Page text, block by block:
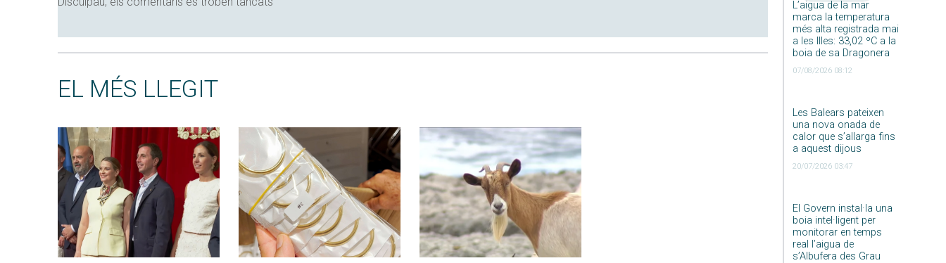
L’aigua de la mar
marca la temperatura
més alta registrada mai
a les Illes: 33,02 ºC a la
boia de sa Dragonera
07/08/2026 08:12
Les Balears pateixen
una nova onada de
calor que s’allarga fins
a aquest dijous
20/07/2026 03:47
El Govern instal·la una
boia intel·ligent per
monitorar en temps
real l’aigua de
s’Albufera des Grau
EL MÉS LLEGIT